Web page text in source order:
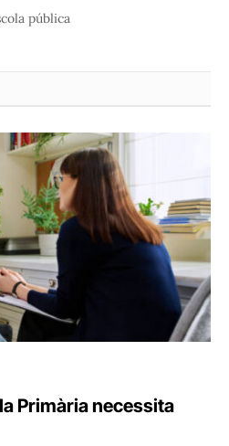
pública
Primària necessita